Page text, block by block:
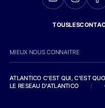
MIEUX NOUS CONNAITRE
ATLANTICO C'EST QUI, C'EST
LE RESEAU D'ATLANTICO
/